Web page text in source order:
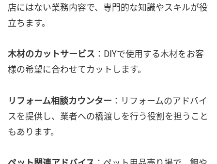
店にはない業務内容で、専門的な知識やスキルが役
立ちます。
木材のカットサービス ：DIYで使用する木材をお客
様の希望に合わせてカットします。
リフォーム相談カウンター ：リフォームのアドバイ
スを提供し、業者への橋渡しを行う役割を担うこと
もあります。